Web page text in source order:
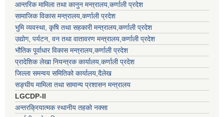
आन्तरिक मामिला तथा कानुन मन्त्रालय,कर्णाली प्रदेश
सामाजिक विकास मन्त्रालय,कर्णाली प्रदेश
भुमि व्यवस्था, कृषि तथा सहकारी मन्त्रालय,कर्णाली प्रदेश
उद्योग, पर्यटन, वन तथा वातावरण मन्त्रालय,कर्णाली प्रदेश
भौतिक पूर्वाधार विकास मन्त्रालय,कर्णाली प्रदेश
प्रादेशिक लेखा नियन्त्रक कार्यालय,कर्णाली प्रदेश
जिल्ला समन्वय समितिको कार्यालय,दैलेख
सङ्घीय मामिला तथा सामान्य प्रशासन मन्त्रालय
LGCDP-II
अन्तरक्रियात्मक स्थानीय तहको नक्सा